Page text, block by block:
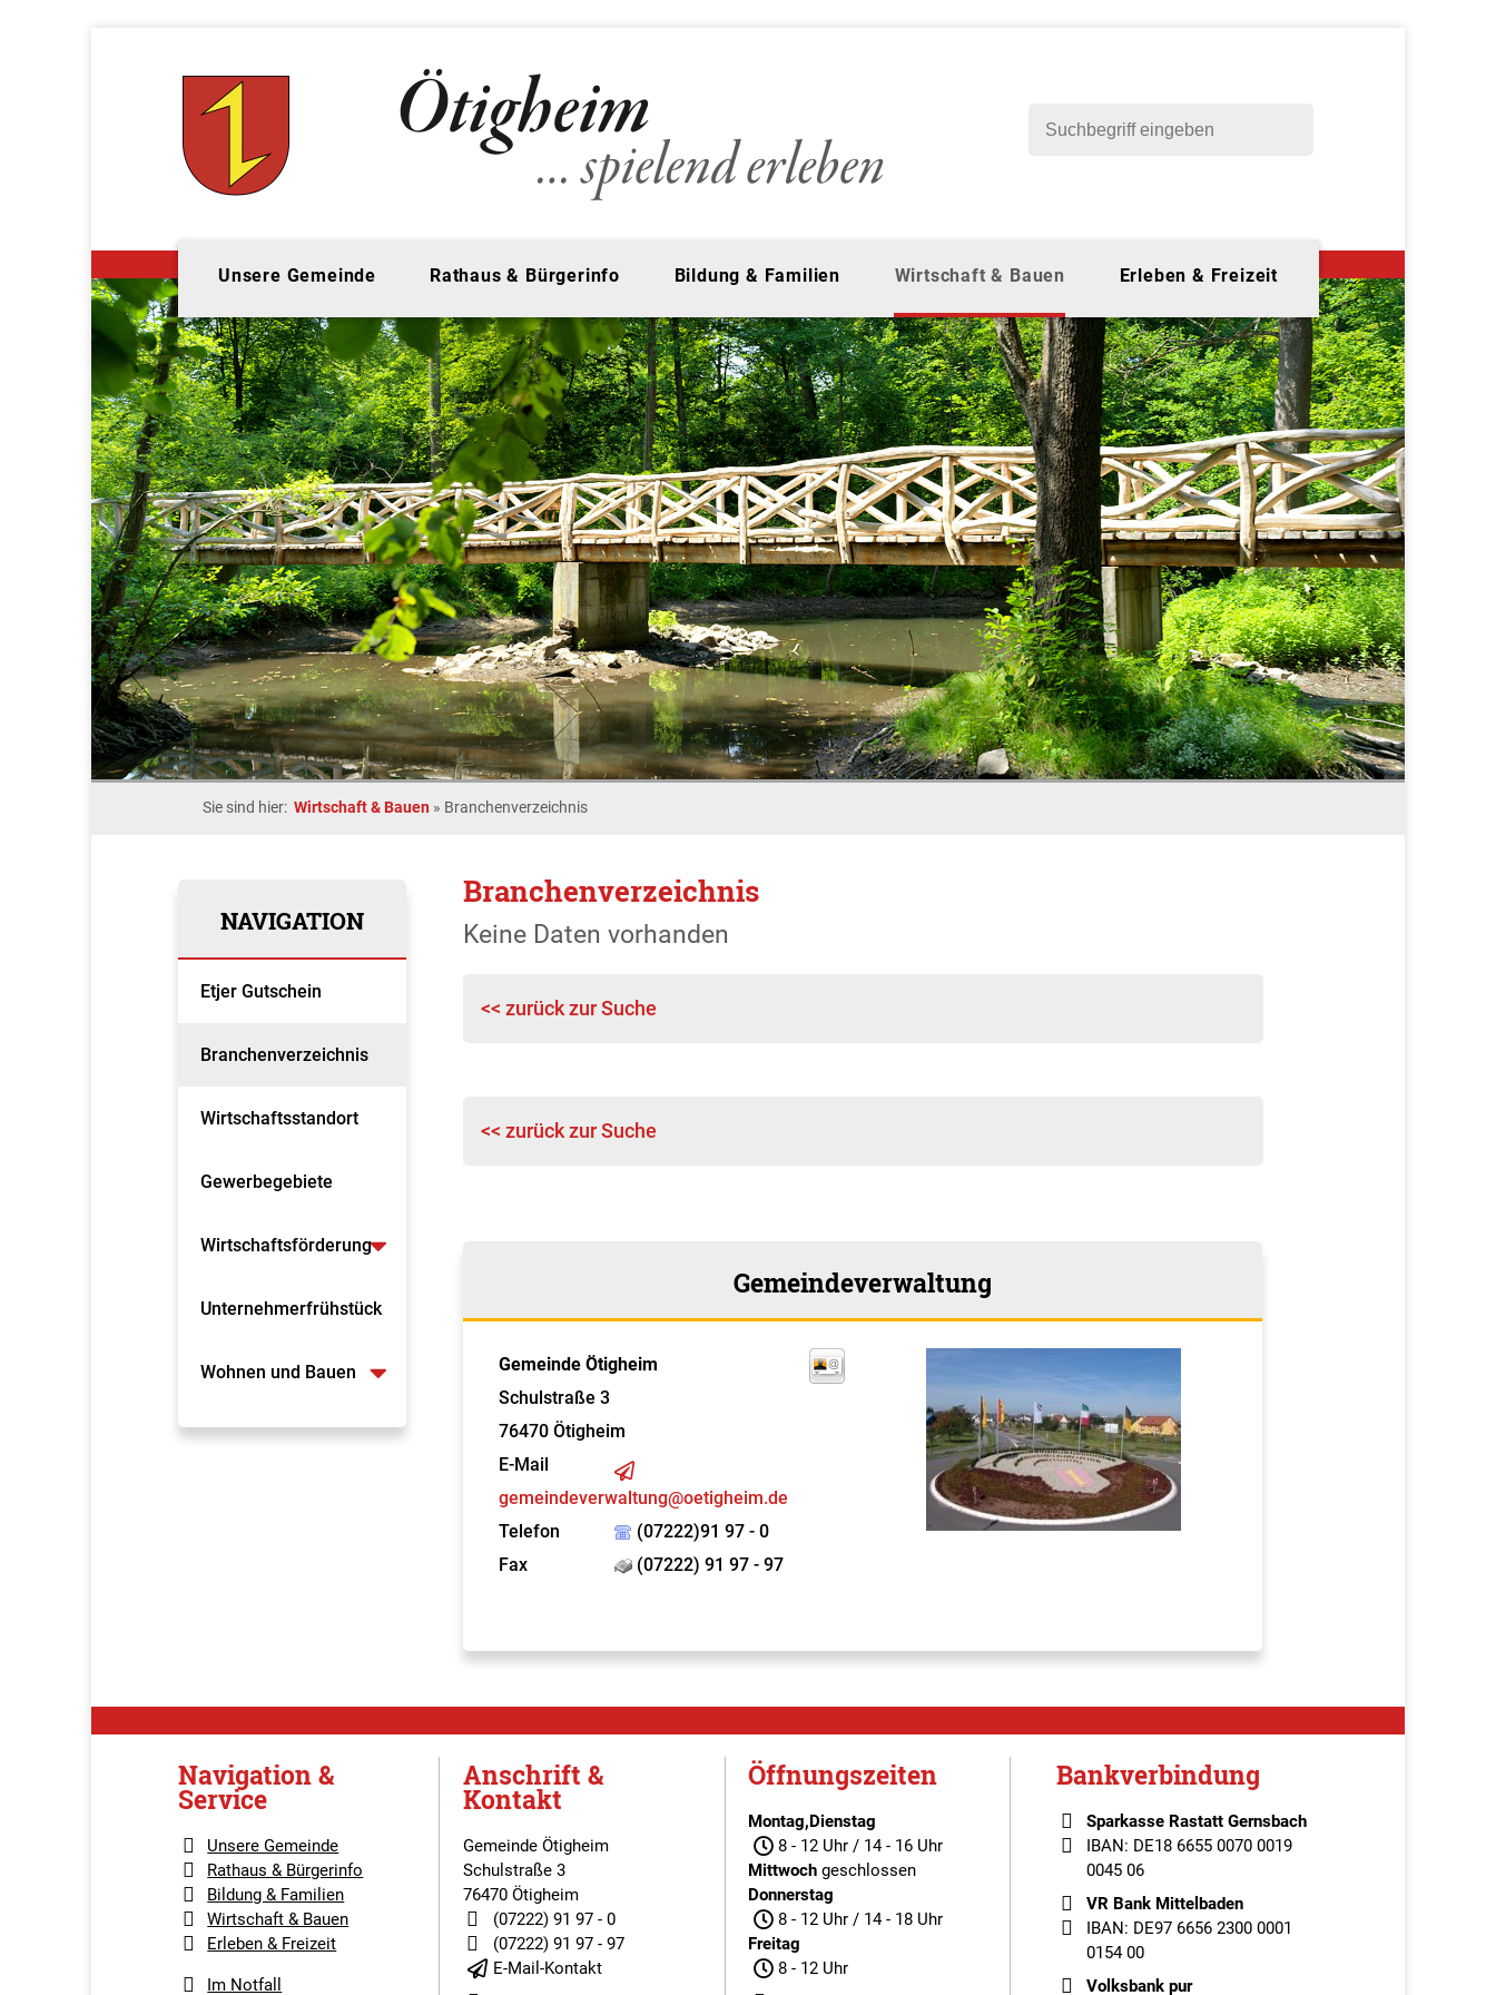
Unsere Gemeinde Rathaus & Bürgerinfo Bildung & Familien Wirtschaft & Bauen Erleben & Freizeit
Sie sind hier: Wirtschaft & Bauen » Branchenverzeichnis
NAVIGATION
Etjer Gutschein
Branchenverzeichnis
Wirtschaftsstandort
Gewerbegebiete
Wirtschaftsförderung
Unternehmerfrühstück
Wohnen und Bauen
Branchenverzeichnis
Keine Daten vorhanden
<< zurück zur Suche
<< zurück zur Suche
Gemeindeverwaltung
Gemeinde Ötigheim
Schulstraße 3
76470 Ötigheim
E-Mail
gemeindeverwaltung@oetigheim.de
Telefon
(07222)91 97 - 0
Fax
(07222) 91 97 - 97
Navigation &
Service
Unsere Gemeinde
Rathaus & Bürgerinfo
Bildung & Familien
Wirtschaft & Bauen
Erleben & Freizeit
Im Notfall
Anschrift &
Kontakt
Gemeinde Ötigheim
Schulstraße 3
76470 Ötigheim
(07222) 91 97 - 0
(07222) 91 97 - 97
E-Mail-Kontakt
Öffnungszeiten
Montag,Dienstag
8 - 12 Uhr / 14 - 16 Uhr
Mittwoch geschlossen
Donnerstag
8 - 12 Uhr / 14 - 18 Uhr
Freitag
8 - 12 Uhr
Bankverbindung
Sparkasse Rastatt Gernsbach
IBAN: DE18 6655 0070 0019
0045 06
VR Bank Mittelbaden
IBAN: DE97 6656 2300 0001
0154 00
Volksbank pur